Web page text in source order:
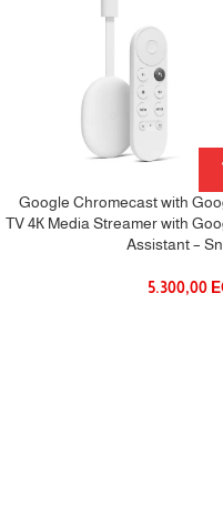
Google Chromecast with
TV 4К Media Streamer with
Assistant –
5.300,00